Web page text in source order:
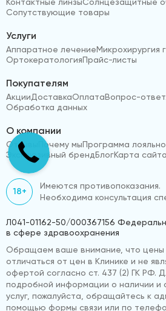
Сопутствующие товары
Услуги
Аппаратное лечениеМикрохирургия
ОртокератологияПрайс-листы
Покупателям
АкцииДоставкаОплатаВопрос-ответ
Обработка данных
О компании
Отзывы Почему мыПрограмма
Эксклюзивный брендБлогКарта сайта
18+
Имеются противопоказания.
Необходима консультация
Л041-01162-50/000367156
в сфере здравоохранения
Обращаем ваше внимание, что цены
отличаться от цен в Клинике и не
офертой согласно ст. 437 (2) ГК РФ.
подробной информации о наличии и
услуг, пожалуйста, обращайтесь к
помощью формы связи или по